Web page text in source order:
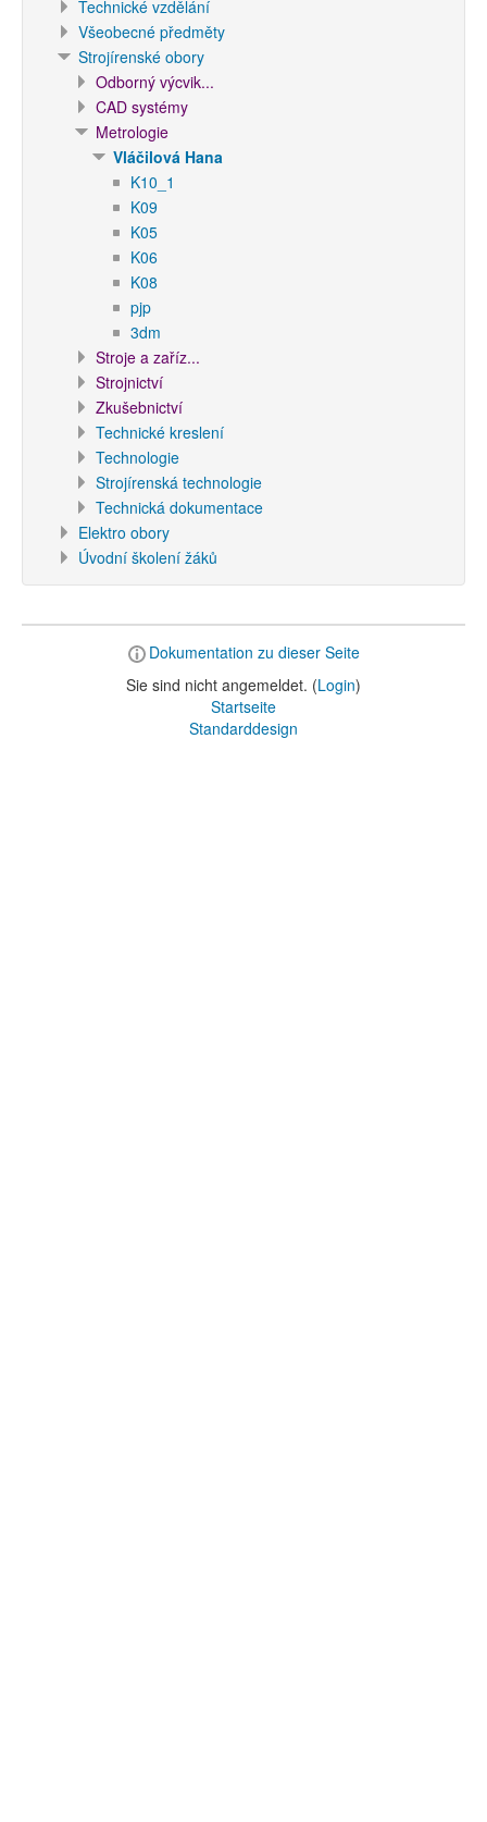
Technické vzdělání
Všeobecné předměty
Strojírenské obory
Odborný výcvik...
CAD systémy
Metrologie
Vláčilová Hana
K10_1
K09
K05
K06
K08
pjp
3dm
Stroje a zaříz...
Strojnictví
Zkušebnictví
Technické kreslení
Technologie
Strojírenská technologie
Technická dokumentace
Elektro obory
Úvodní školení žáků
Dokumentation zu dieser Seite
Sie sind nicht angemeldet. (Login)
Startseite
Standarddesign